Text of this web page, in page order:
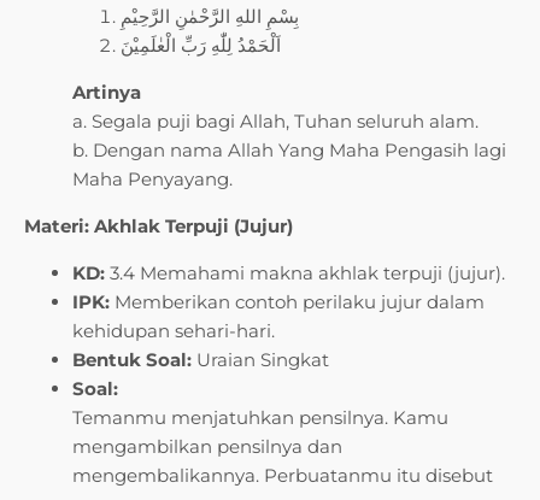
بِسْمِ اللهِ الرَّحْمٰنِ الرَّحِيْمِ
اَلْحَمْدُ لِلّٰهِ رَبِّ الْعٰلَمِيْنَ
Artinya
a. Segala puji bagi Allah, Tuhan seluruh alam.
b. Dengan nama Allah Yang Maha Pengasih lagi
Maha Penyayang.
Materi: Akhlak Terpuji (Jujur)
KD: 3.4 Memahami makna akhlak terpuji (jujur).
IPK: Memberikan contoh perilaku jujur dalam
kehidupan sehari-hari.
Bentuk Soal: Uraian Singkat
Soal:
Temanmu menjatuhkan pensilnya. Kamu
mengambilkan pensilnya dan
mengembalikannya. Perbuatanmu itu disebut